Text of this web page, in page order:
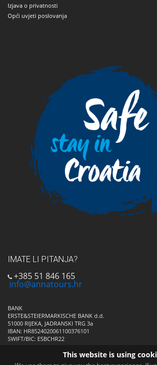
Izjava o privatnosti
Opći uvjeti poslovanja
IMATE LI PITANJA?
+385 51 846 165
info@annatours.hr
BANK
ERSTE&STEIERMARKISCHE BANK d.d.
51000 RIJEKA, JADRANSKI TRG 3a
IBAN: HR8524020061100376101
SWIFT/BIC: ESBCHR22
This website is using